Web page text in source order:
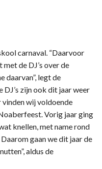
carnaval. “Daarvoor
de DJ’s over de
daarvan”, legt de
DJ’s zijn ook dit jaar weer
vinden wij voldoende
Vorig jaar ging
knellen, met name rond
gaan we dit jaar de
aldus de